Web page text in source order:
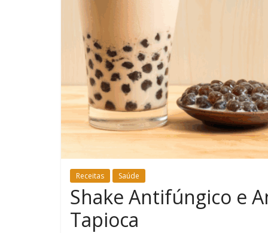
Receitas Saúde
Shake Antifúngico e
Tapioca